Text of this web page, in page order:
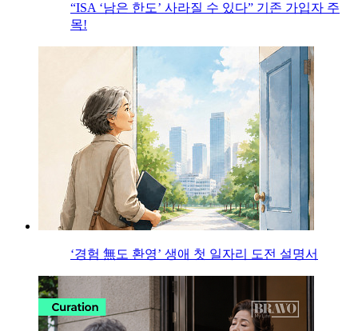
“ISA ‘남은 한도’ 사라질 수 있다” 기존 가입자 주
목!
‘경험 無도 환영’ 생애 첫 일자리 도전 설명서